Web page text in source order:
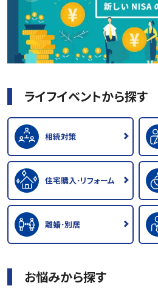
ライフイベントから探す
相続対策
住宅購入･リフォーム
離婚･別居
お悩みから探す